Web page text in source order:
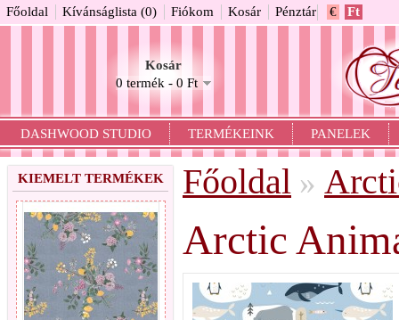
€ Ft
Kosár
0 termék - 0 Ft
Főoldal Kívánságlista (0) Fiókom Kosár Pénztár
DASHWOOD STUDIO TERMÉKEINK PANELEK
KIEMELT TERMÉKEK Főoldal »
Arctic